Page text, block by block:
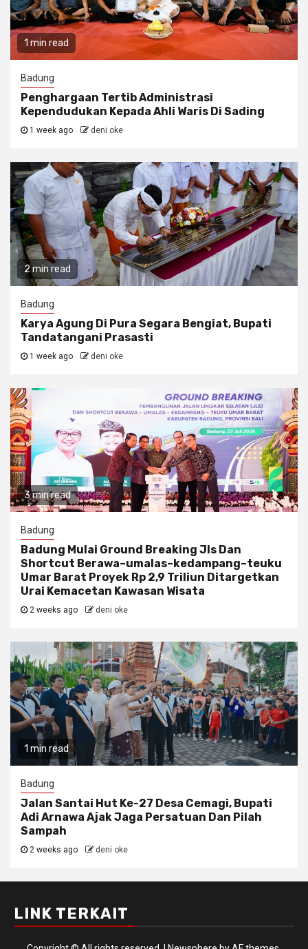
1 min read
Badung
Penghargaan Tertib Administrasi
Kependudukan Kepada Ahli Waris Di Sading
1 week ago deni oke
2 min read
Badung
Karya Agung Di Pura Segara Bengiat, Bupati
Tandatangani Prasasti
1 week ago deni oke
3 min read
Badung
Badung Mulai Ground Breaking Jls Dan
Shortcut Berawa–umalas–kedampang–teuku
Umar Barat Proyek Rp 2,9 Triliun Ditargetkan
Urai Kemacetan Kawasan Wisata
2 weeks ago deni oke
1 min read
Badung
Jalan Santai Hut Ke-27 Desa Cemagi, Bupati
Adi Arnawa Ajak Jaga Persatuan Dan Pilah
Sampah
2 weeks ago deni oke
LINK TERKAIT